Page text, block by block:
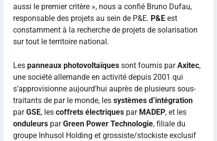
aussi le premier critère », nous a confié Bruno Dufau,
responsable des projets au sein de P&E. P&Eest
constamment à la recherche de projets de solarisation
sur tout le territoire national.
Les panneaux photovoltaïquessont fournis parAxitec,
une société allemande en activité depuis 2001 qui
s’approvisionne aujourd’hui auprès de plusieurs sous-
traitants de par le monde, les systèmes d’intégration
parGSE, les coffrets électriquespar MADEP, et les
onduleursparGreen Power Technologie, filiale du
groupe Inhusol Holding et grossiste/stockiste exclusif